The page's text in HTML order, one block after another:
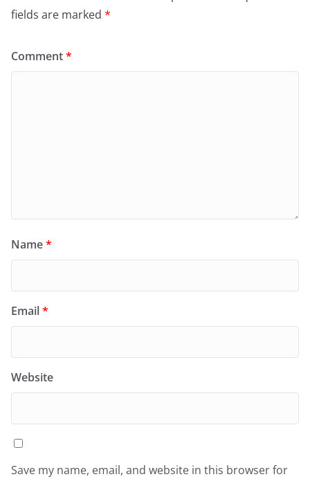
fields are marked *
Comment*
Name*
Email*
Website
Save my name, email, and website in this browser for